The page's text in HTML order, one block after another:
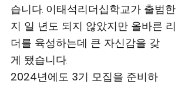
습니다. 이태석리더십학교가 출범한
지 일 년도 되지 않았지만 올바른 리
더를 육성하는데 큰 자신감을 갖
게 됐습니다.
2024년에도 3기 모집을 준비하